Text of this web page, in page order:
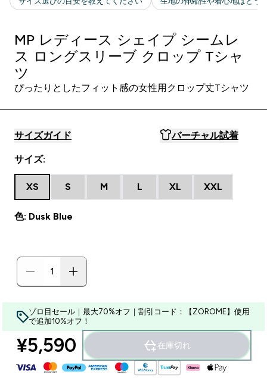
MP レディース シェイプ シームレ
ス ロングスリーブ クロップ Tシャ
ツ
ぴったりとしたフィット感の女性用クロップ丈Tシャツ
サイズガイド バーチャル試着
サイズ:
XS S M L XL XXL
色: Dusk Blue
ゾロ目セール｜最大70%オフ｜割引コード：【ZOROME】使用
で追加10%オフ！
¥5,590‎ 在庫切れ